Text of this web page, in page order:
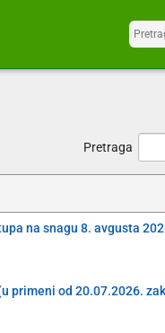
Pretraga
na snagu 8. avgusta
primeni od 20.07.2026.